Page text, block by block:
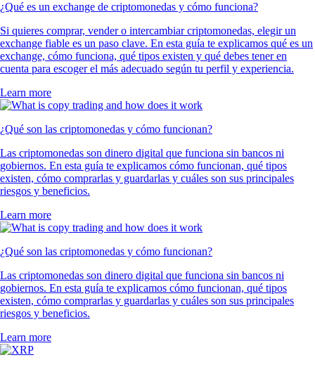
¿Qué es un exchange de criptomonedas y cómo funciona?
Si quieres comprar, vender o intercambiar criptomonedas, elegir un
exchange fiable es un paso clave. En esta guía te explicamos qué es un
exchange, cómo funciona, qué tipos existen y qué debes tener en
cuenta para escoger el más adecuado según tu perfil y experiencia.
Learn more
¿Qué son las criptomonedas y cómo funcionan?
Las criptomonedas son dinero digital que funciona sin bancos ni
gobiernos. En esta guía te explicamos cómo funcionan, qué tipos
existen, cómo comprarlas y guardarlas y cuáles son sus principales
riesgos y beneficios.
Learn more
¿Qué son las criptomonedas y cómo funcionan?
Las criptomonedas son dinero digital que funciona sin bancos ni
gobiernos. En esta guía te explicamos cómo funcionan, qué tipos
existen, cómo comprarlas y guardarlas y cuáles son sus principales
riesgos y beneficios.
Learn more